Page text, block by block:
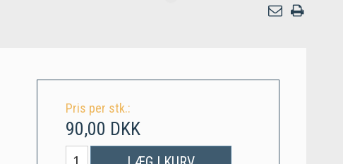
Pris per stk.:
90,00 DKK